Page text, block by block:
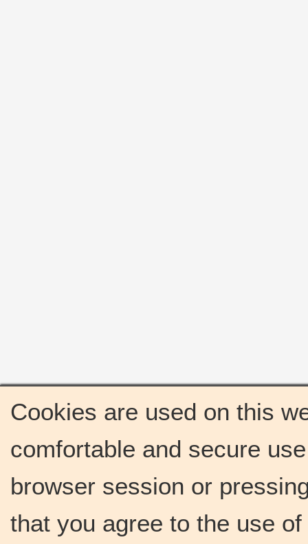
Cookies are used on this
comfortable and secure
browser session or
that you agree to the use